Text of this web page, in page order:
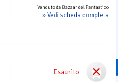
Venduto da Bazaar del Fantastico
» Vedi scheda completa
Esaurito